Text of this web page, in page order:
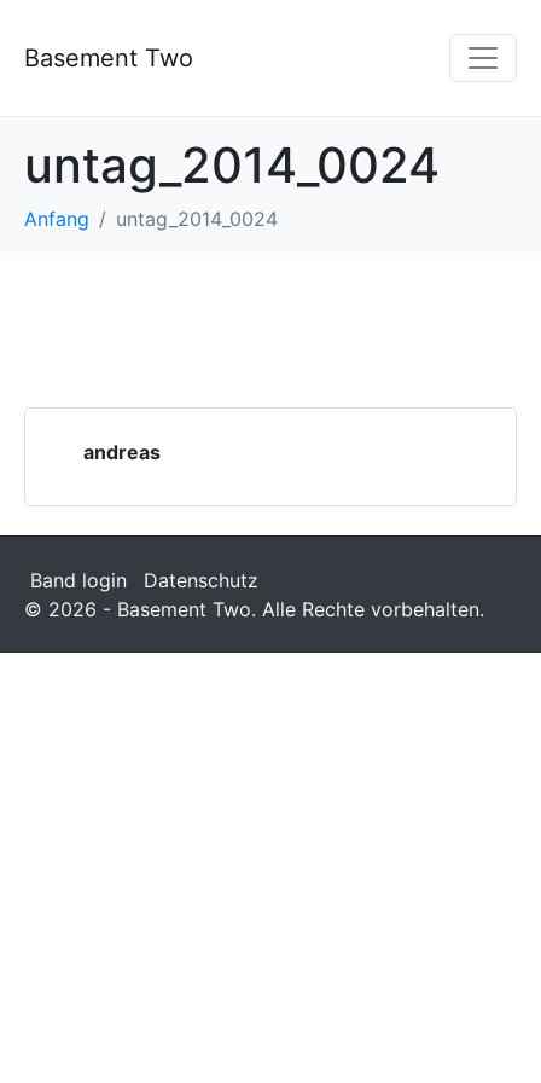
Basement Two
untag_2014_0024
Anfang untag_2014_0024
andreas
Band login
Datenschutz
© 2026 - Basement Two. Alle Rechte vorbehalten.